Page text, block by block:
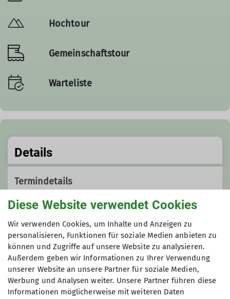
Hochtour
Gemeinschaftstour
Warteliste
Details
Termindetails
Do. 30.07.2026 - Mo. 03.08.2026
Organisation
Constantin
Diese Website verwendet Cookies
Wir verwenden Cookies, um Inhalte und Anzeigen zu
personalisieren, Funktionen für soziale Medien anbieten zu
können und Zugriffe auf unsere Website zu analysieren.
Außerdem geben wir Informationen zu Ihrer Verwendung
unserer Website an unsere Partner für soziale Medien,
Werbung und Analysen weiter. Unsere Partner führen diese
Informationen möglicherweise mit weiteren Daten